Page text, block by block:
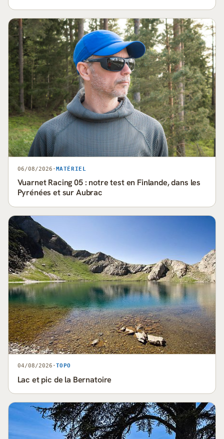
06/08/2026 · MATÉRIEL
Vuarnet Racing 05 : notre test en Finlande, dans les
Pyrénées et sur Aubrac
04/08/2026 · TOPO
Lac et pic de la Bernatoire